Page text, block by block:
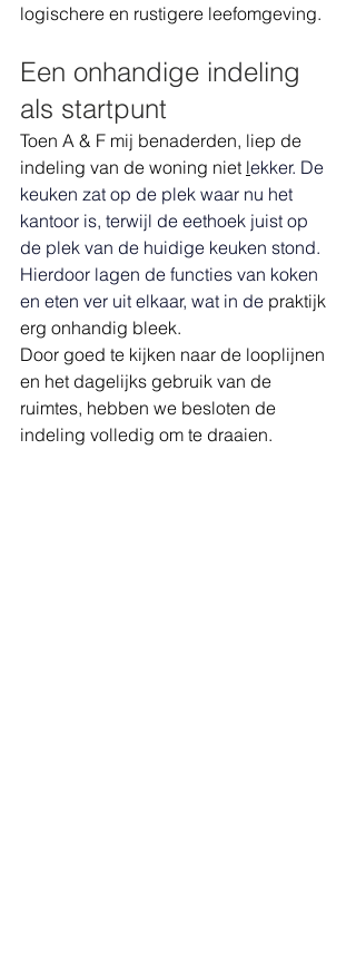
logischere en rustigere leefomgeving.
Een onhandige indeling
als startpunt
Toen A & F mij benaderden, liep de
indeling van de woning niet lekker. De
keuken zat op de plek waar nu het
kantoor is, terwijl de eethoek juist op
de plek van de huidige keuken stond.
Hierdoor lagen de functies van koken
en eten ver uit elkaar, wat in de praktijk
erg onhandig bleek.
Door goed te kijken naar de looplijnen
en het dagelijks gebruik van de
ruimtes, hebben we besloten de
indeling volledig om te draaien.